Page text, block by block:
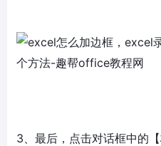
3、最后，点击对话框中的